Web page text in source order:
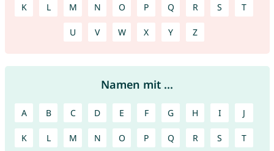
K L M N O P Q R S T
U V W X Y Z
Namen mit ...
A B C D E F G H I J
K L M N O P Q R S T